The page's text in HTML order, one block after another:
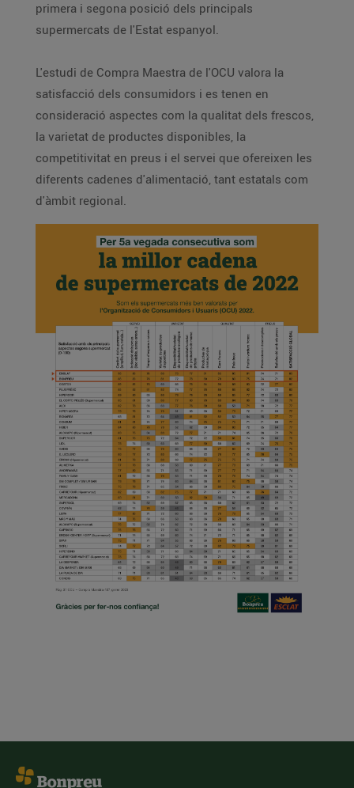
primera i segona posició dels principals
supermercats de l'Estat espanyol.
L'estudi de Compra Maestra de l'OCU valora la
satisfacció dels consumidors i es tenen en
consideració aspectes com la qualitat dels frescos,
la varietat de productes disponibles, la
competitivitat en preus i el servei que ofereixen les
diferents cadenes d'alimentació, tant estatals com
d'àmbit regional.